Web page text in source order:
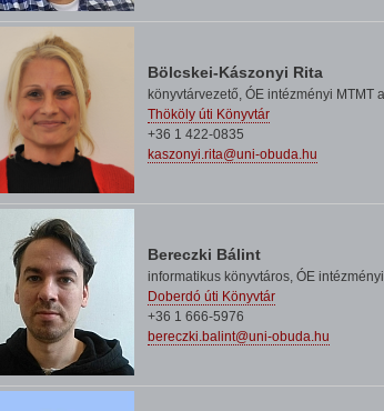
Bölcskei-Kászonyi Rita
könyvtárvezető, ÓE intézményi MTMT
Thököly úti Könyvtár
+36 1 422-0835
kaszonyi.rita@uni-obuda.hu
Bereczki Bálint
informatikus könyvtáros, ÓE
Doberdó úti Könyvtár
+36 1 666-5976
bereczki.balint@uni-obuda.hu